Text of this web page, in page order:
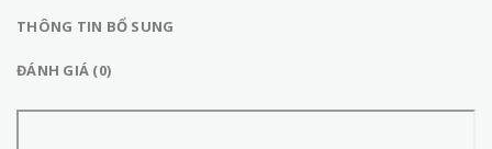
THÔNG TIN BỔ SUNG
ĐÁNH GIÁ (0)